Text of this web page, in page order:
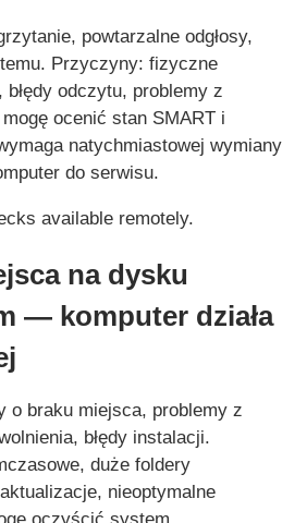
powtarzalne odgłosy,
Przyczyny: fizyczne
odczytu, problemy z
ocenić stan SMART i
natychmiastowej wymiany
do serwisu.
available remotely.
na dysku
— komputer działa
o braku miejsca, problemy z
błędy instalacji.
duże foldery
nieoptymalne
oczyścić system,